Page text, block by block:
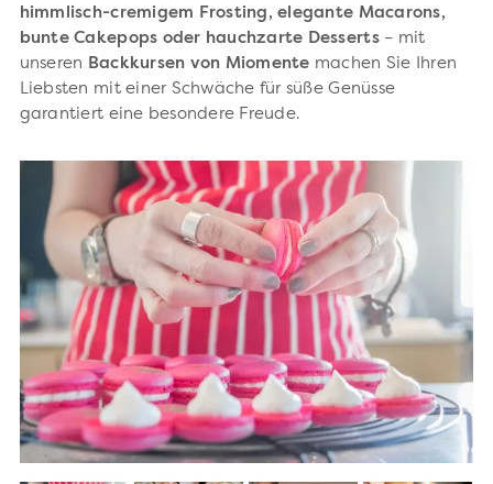
himmlisch-cremigem Frosting, elegante Macarons,
bunte Cakepops oder hauchzarte Desserts– mit
unseren Backkursen von Miomente machen Sie Ihren
Liebsten mit einer Schwäche für süße Genüsse
garantiert eine besondere Freude.